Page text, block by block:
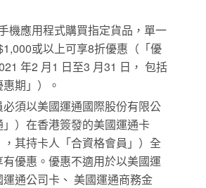
機應用程式購買指定貨品，單一
或以上可享8折優惠（「優
年2 月1 日至3 月31 日， 包括
期」）。
須以美國運通國際股份有限公
）在香港簽發的美國運通卡
，其持卡人「合資格會員」）全
優惠。優惠不適用於以美國運
通公司卡、 美國運通商務金